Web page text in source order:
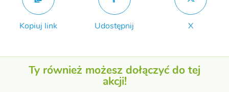
Kopiuj link Udostępnij X
Ty również możesz dołączyć do tej
akcji!